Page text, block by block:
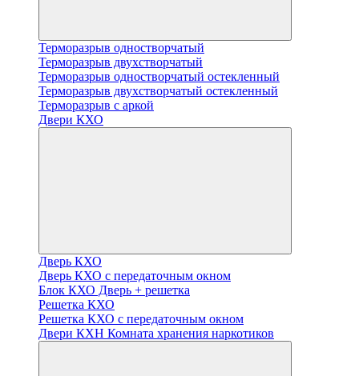
Терморазрыв одностворчатый
Терморазрыв двухстворчатый
Терморазрыв одностворчатый остекленный
Терморазрыв двухстворчатый остекленный
Терморазрыв с аркой
Двери КХО
Дверь КХО
Дверь КХО с передаточным окном
Блок КХО Дверь + решетка
Решетка КХО
Решетка КХО с передаточным окном
Двери КХН Комната хранения наркотиков